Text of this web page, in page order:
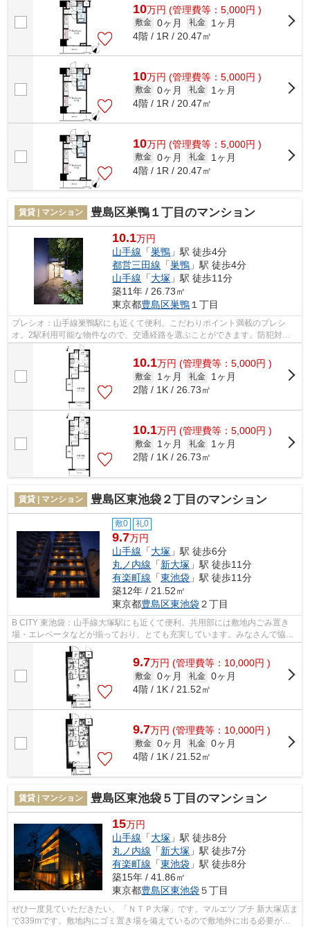
10万円 (管理費等：5,000円 )
敷金 0ヶ月 礼金
1ヶ月
4階 / 1R / 20.47㎡
10万円 (管理費等：5,000円 )
敷金 0ヶ月 礼金
1ヶ月
4階 / 1R / 20.47㎡
10万円 (管理費等：5,000円 )
敷金 0ヶ月 礼金
1ヶ月
4階 / 1R / 20.47㎡
賃貸 | マンション 豊島区巣鴨１丁目のマンション
10.1万円
山手線 「巣鴨 」駅 徒歩4分
都営三田線 「巣鴨 」駅 徒歩4分
山手線 「大塚 」駅 徒歩11分
築11年 / 26.73㎡
東京都豊島区巣鴨 １丁目
プレシオ：山手線巣鴨駅にも近くて便利。こだわりポイント満載のプレシ
オ。2駅利用可能な物件なので、交通経路を選ぶことができます。防犯対策
もバッチリなマンションタイプの物件です...
10.1万円 (管理費等：5,000円 )
敷金 1ヶ月 礼金
1ヶ月
2階 / 1K / 26.73㎡
10.1万円 (管理費等：5,000円 )
敷金 1ヶ月 礼金
1ヶ月
2階 / 1K / 26.73㎡
賃貸 | マンション 豊島区東池袋２丁目のマンション
敷0 礼0
9.7万円
山手線 「大塚 」駅 徒歩6分
丸ノ内線 「新大塚 」駅 徒歩11分
有楽町線 「東池袋 」駅 徒歩11分
築12年 / 21.52㎡
東京都豊島区東池袋２丁目
B CITY 東池袋：山手線大塚駅にも近くて便利。共用部には敷地内ごみ置き
場・エレベータなどが揃っており、とても充実しています。みなさんで協力
して守っていく防犯強化地域は安心です...
9.7万円 (管理費等：10,000円 )
敷金 0ヶ月 礼金 0ヶ月
4階 / 1K / 21.52㎡
9.7万円 (管理費等：10,000円 )
敷金 0ヶ月 礼金 0ヶ月
4階 / 1K / 21.52㎡
賃貸 | マンション 豊島区東池袋５丁目のマンション
15万円
山手線 「大塚 」駅 徒歩8分
丸ノ内線 「新大塚 」駅 徒歩7分
有楽町線 「東池袋 」駅 徒歩8分
築15年 / 41.86㎡
東京都豊島区東池袋５丁目
ぜひ一度見ていただきたい、「ＮＴＰ大塚」です。マルエツ プチ 新大塚店ま
で339mです。敷地内にゴミ置き場を備えているので敷地外に出る必要が無